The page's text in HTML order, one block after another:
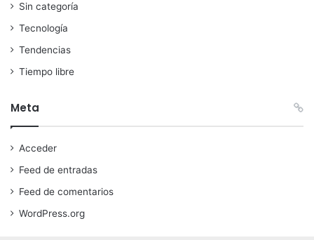
Sin categoría
Tecnología
Tendencias
Tiempo libre
Meta
Acceder
Feed de entradas
Feed de comentarios
WordPress.org